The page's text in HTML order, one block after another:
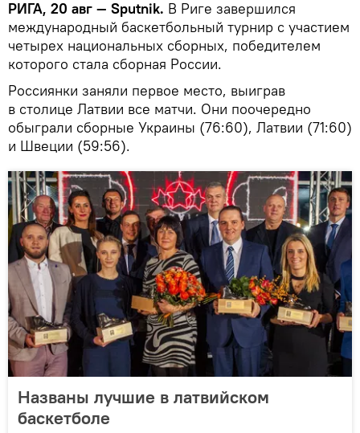
РИГА, 20 авг — Sputnik. В Риге завершился
международный баскетбольный турнир с участием
четырех национальных сборных, победителем
которого стала сборная России.
Россиянки заняли первое место, выиграв
в столице Латвии все матчи. Они поочередно
обыграли сборные Украины (76:60), Латвии (71:60)
и Швеции (59:56).
Названы лучшие в латвийском
баскетболе